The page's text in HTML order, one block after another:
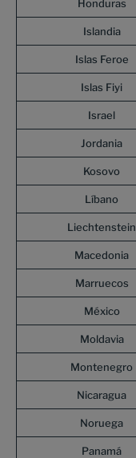
Honduras
Islandia
Islas Feroe
Islas Fiyi
Israel
Jordania
Kosovo
Líbano
Liechtenstein
Macedonia
Marruecos
México
Moldavia
Montenegro
Nicaragua
Noruega
Panamá